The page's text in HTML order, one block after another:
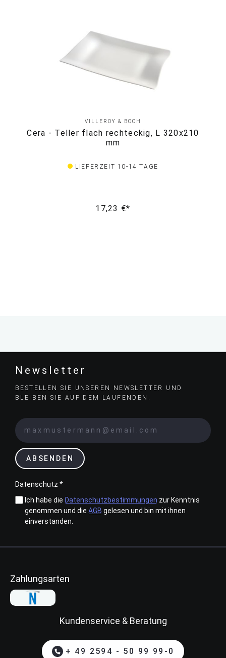
VILLEROY & BOCH
Cera - Teller flach rechteckig, L 320x210
mm
LIEFERZEIT 10-14 TAGE
17,23 €*
Newsletter
BESTELLEN SIE UNSEREN NEWSLETTER UND
BLEIBEN SIE AUF DEM LAUFENDEN.
ABSENDEN
Datenschutz *
Ich habe die Datenschutzbestimmungen zur Kenntnis
genommen und die AGB gelesen und bin mit ihnen
einverstanden.
Zahlungsarten
Kundenservice & Beratung
+ 49 2594 - 50 99 99-0